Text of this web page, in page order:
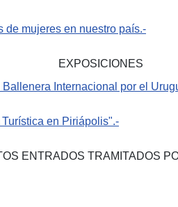
de mujeres en nuestro país.-
EXPOSICIONES
Internacional por el
en Piriápolis".-
ENTRADOS TRAMITADOS